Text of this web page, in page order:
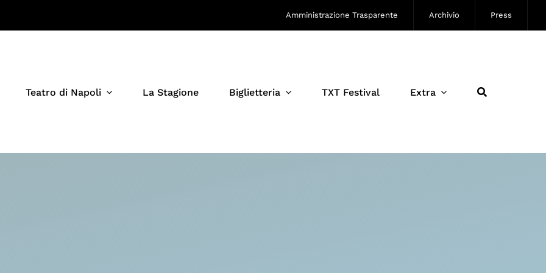
Amministrazione Trasparente Archivio Press
Teatro di Napoli La Stagione Biglietteria TXT Festival Extra